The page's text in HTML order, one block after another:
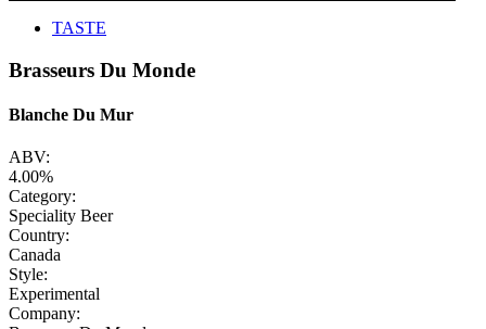
TASTE
Brasseurs Du Monde
Blanche Du Mur
ABV:
4.00%
Category:
Speciality Beer
Country:
Canada
Style:
Experimental
Company: